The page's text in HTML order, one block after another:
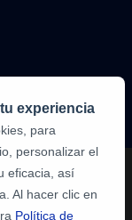
experiencia
para
personalizar el
eficacia, así
Al hacer clic en
Política de